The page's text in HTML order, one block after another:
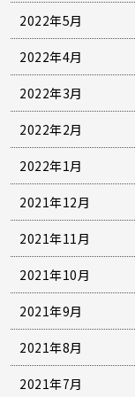
2022年5月
2022年4月
2022年3月
2022年2月
2022年1月
2021年12月
2021年11月
2021年10月
2021年9月
2021年8月
2021年7月